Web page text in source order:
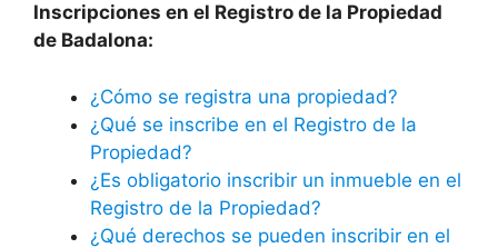
Inscripciones en el Registro de la Propiedad
de Badalona:
¿Cómo se registra una propiedad?
¿Qué se inscribe en el Registro de la
Propiedad?
¿Es obligatorio inscribir un inmueble en el
Registro de la Propiedad?
¿Qué derechos se pueden inscribir en el